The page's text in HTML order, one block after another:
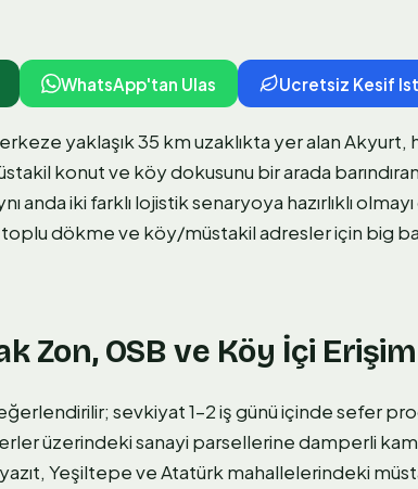
WhatsApp'tan Ulas Ucretsiz Kesif
yaklaşık 35 km uzaklıkta yer alan Akyurt,
konut ve köy dokusunu bir arada
anda iki farklı lojistik senaryoya hazırlıklı
dökme ve köy/müstakil adresler için big
Zon, OSB ve Köy İçi Erişim
sevkiyat 1–2 iş günü içinde sefer
üzerindeki sanayi parsellerine damperli
Yeşiltepe ve Atatürk mahallelerindeki